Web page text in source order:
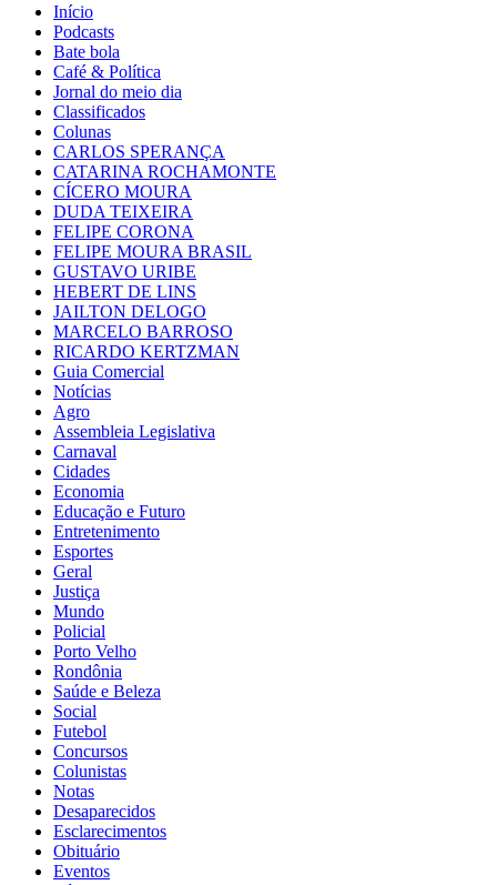
Início
Podcasts
Bate bola
Café & Política
Jornal do meio dia
Classificados
Colunas
CARLOS SPERANÇA
CATARINA ROCHAMONTE
CÍCERO MOURA
DUDA TEIXEIRA
FELIPE CORONA
FELIPE MOURA BRASIL
GUSTAVO URIBE
HEBERT DE LINS
JAILTON DELOGO
MARCELO BARROSO
RICARDO KERTZMAN
Guia Comercial
Notícias
Agro
Assembleia Legislativa
Carnaval
Cidades
Economia
Educação e Futuro
Entretenimento
Esportes
Geral
Justiça
Mundo
Policial
Porto Velho
Rondônia
Saúde e Beleza
Social
Futebol
Concursos
Colunistas
Notas
Desaparecidos
Esclarecimentos
Obituário
Eventos